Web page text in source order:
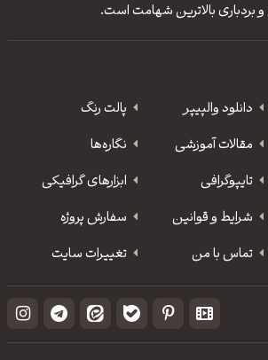
بردباری بالاترین شهامت است.
دانلود‌ والپیپر
پالت رنگ
مقالات آموزشی
نگاره‌ها
‌تایپوگرافی
ابزارهای گرافیکی
شرایط و قوانین
سفارش پروژه
تماس با من تغییرات سایت